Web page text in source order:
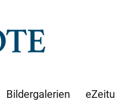
Bildergalerien